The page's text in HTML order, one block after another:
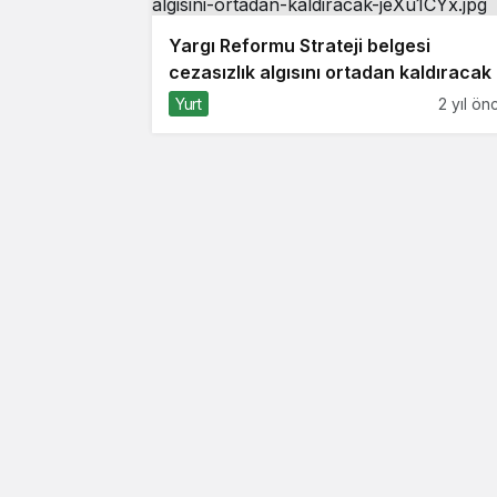
Yargı Reformu Strateji belgesi
cezasızlık algısını ortadan kaldıracak
Yurt 2 yıl